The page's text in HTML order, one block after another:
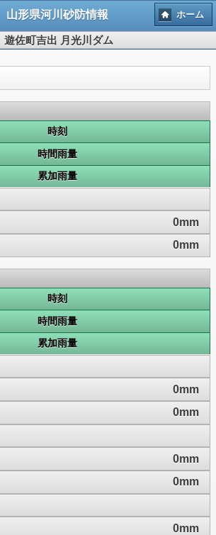
山形県河川砂防情報 ホーム
遊佐町吉出 月光川ダム
時刻
時間雨量
累加雨量
0mm
0mm
時刻
時間雨量
累加雨量
0mm
0mm
0mm
0mm
0mm